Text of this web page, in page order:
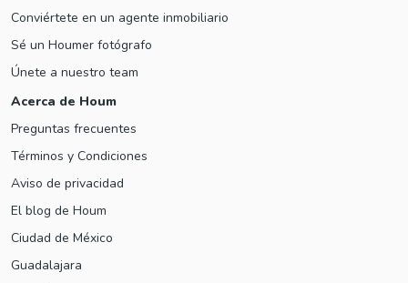
Conviértete en un agente inmobiliario
Sé un Houmer fotógrafo
Únete a nuestro team
Acerca de Houm
Preguntas frecuentes
Términos y Condiciones
Aviso de privacidad
El blog de Houm
Ciudad de México
Guadalajara